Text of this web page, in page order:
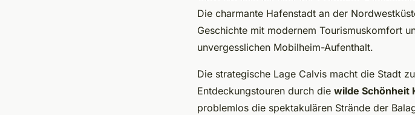
Die charmante Hafenstadt an der
Geschichte mit modernem Tourismuskomfort
unvergesslichen Mobilheim-Aufenthalt.
Die strategische Lage Calvis macht die Stadt
Entdeckungstouren durch die wilde Schönheit
problemlos die spektakulären Strände der